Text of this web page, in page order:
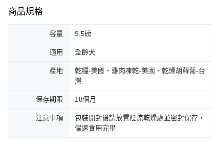
商品規格
容量 9.5磅
適用 全齡犬
產地
乾糧-美國、雞肉凍乾-美國、乾燥胡蘿蔔-台
灣
保存期限 18個月
注意事項
包裝開封後請放置陰涼乾燥處並密封保存，
儘速食用完畢